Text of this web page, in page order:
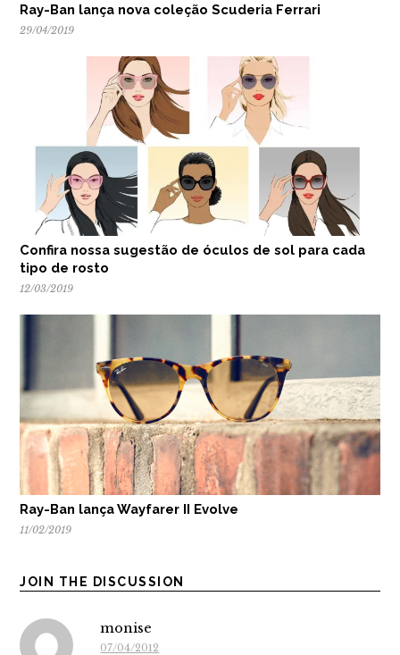
Ray-Ban lança nova coleção Scuderia Ferrari
29/04/2019
Confira nossa sugestão de óculos de sol para cada
tipo de rosto
12/03/2019
Ray-Ban lança Wayfarer II Evolve
11/02/2019
JOIN THE DISCUSSION
monise
07/04/2012